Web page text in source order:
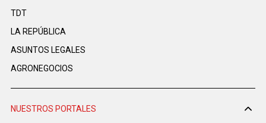
TDT
LA REPÚBLICA
ASUNTOS LEGALES
AGRONEGOCIOS
NUESTROS PORTALES